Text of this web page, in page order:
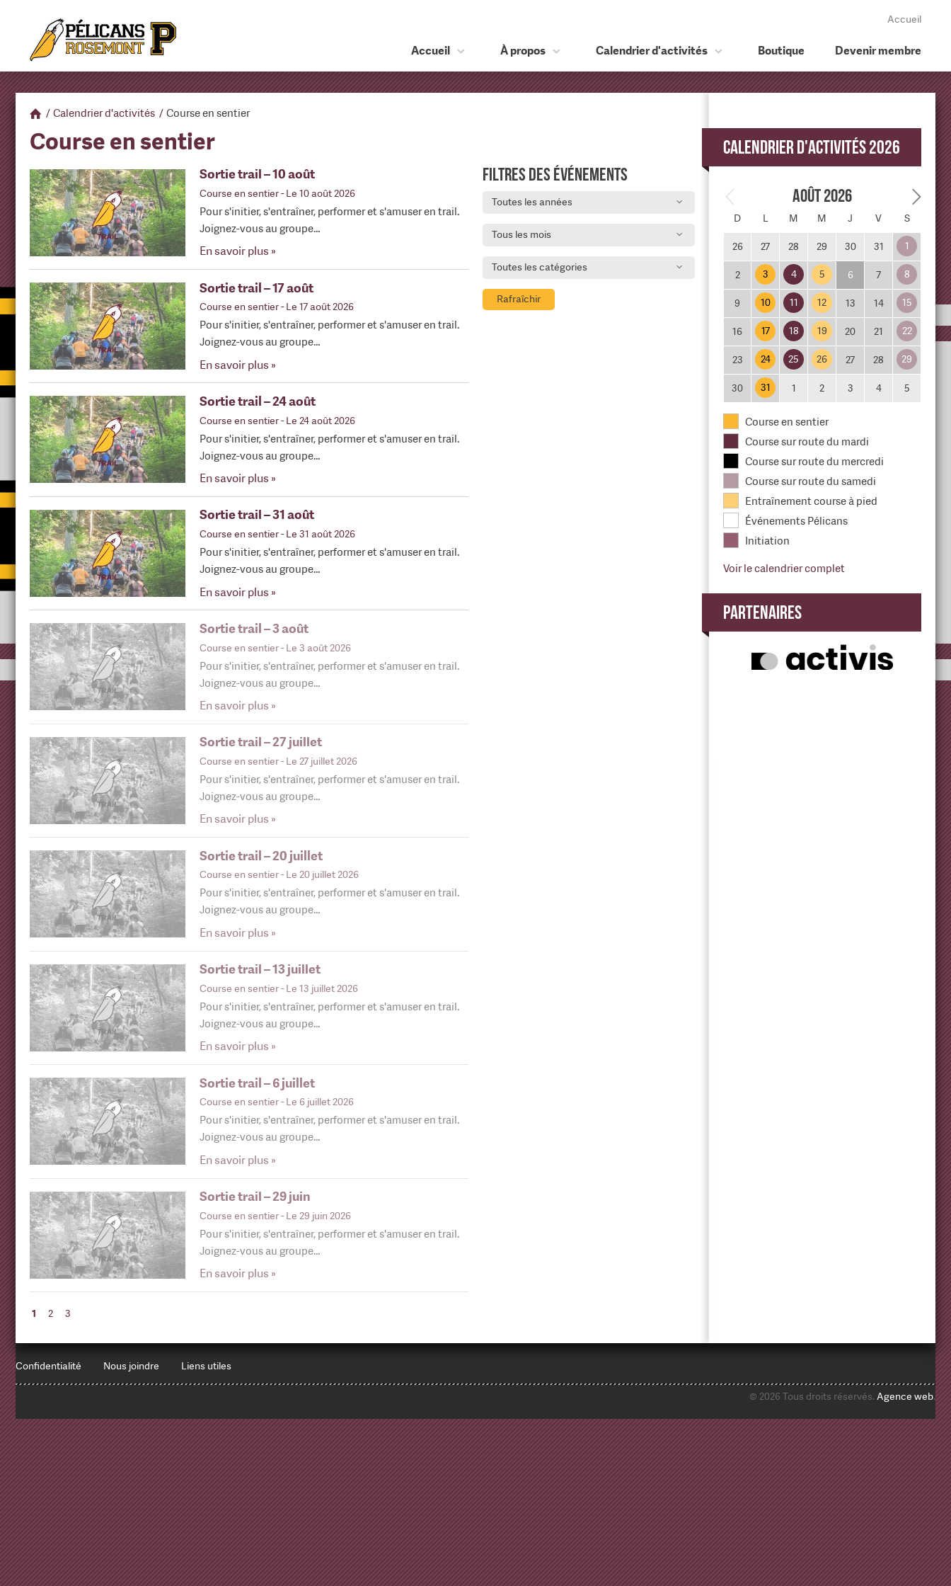
Accueil
Accueil À propos Calendrier d'activités Boutique Devenir membre
/ Calendrier d'activités / Course en sentier
Course en sentier
Filtres des événements
Toutes les années
Tous les mois
Toutes les catégories
Rafraîchir
Sortie trail – 10 août
Course en sentier- Le 10 août 2026
Pour s'initier, s'entraîner, performer et s'amuser en trail.
Joignez-vous au groupe…
En savoir plus »
Sortie trail – 17 août
Course en sentier- Le 17 août 2026
Pour s'initier, s'entraîner, performer et s'amuser en trail.
Joignez-vous au groupe…
En savoir plus »
Sortie trail – 24 août
Course en sentier- Le 24 août 2026
Pour s'initier, s'entraîner, performer et s'amuser en trail.
Joignez-vous au groupe…
En savoir plus »
Sortie trail – 31 août
Course en sentier- Le 31 août 2026
Pour s'initier, s'entraîner, performer et s'amuser en trail.
Joignez-vous au groupe…
En savoir plus »
Sortie trail – 3 août
Course en sentier- Le 3 août 2026
Pour s'initier, s'entraîner, performer et s'amuser en trail.
Joignez-vous au groupe…
En savoir plus »
Sortie trail – 27 juillet
Course en sentier- Le 27 juillet 2026
Pour s'initier, s'entraîner, performer et s'amuser en trail.
Joignez-vous au groupe…
En savoir plus »
Sortie trail – 20 juillet
Course en sentier- Le 20 juillet 2026
Pour s'initier, s'entraîner, performer et s'amuser en trail.
Joignez-vous au groupe…
En savoir plus »
Sortie trail – 13 juillet
Course en sentier- Le 13 juillet 2026
Pour s'initier, s'entraîner, performer et s'amuser en trail.
Joignez-vous au groupe…
En savoir plus »
Sortie trail – 6 juillet
Course en sentier- Le 6 juillet 2026
Pour s'initier, s'entraîner, performer et s'amuser en trail.
Joignez-vous au groupe…
En savoir plus »
Sortie trail – 29 juin
Course en sentier- Le 29 juin 2026
Pour s'initier, s'entraîner, performer et s'amuser en trail.
Joignez-vous au groupe…
En savoir plus »
1 2 3
Calendrier d'activités 2026
Août 2026
D L M M J V S
26 27 28 29 30 31 1
2 3 4 5 6 7 8
9 10 11 12 13 14 15
16 17 18 19 20 21 22
23 24 25 26 27 28 29
30 31 1 2 3 4 5
Course en sentier
Course sur route du mardi
Course sur route du mercredi
Course sur route du samedi
Entraînement course à pied
Événements Pélicans
Initiation
Voir le calendrier complet
Partenaires
Confidentialité Nous joindre Liens utiles
© 2026 Tous droits réservés. Agence web.